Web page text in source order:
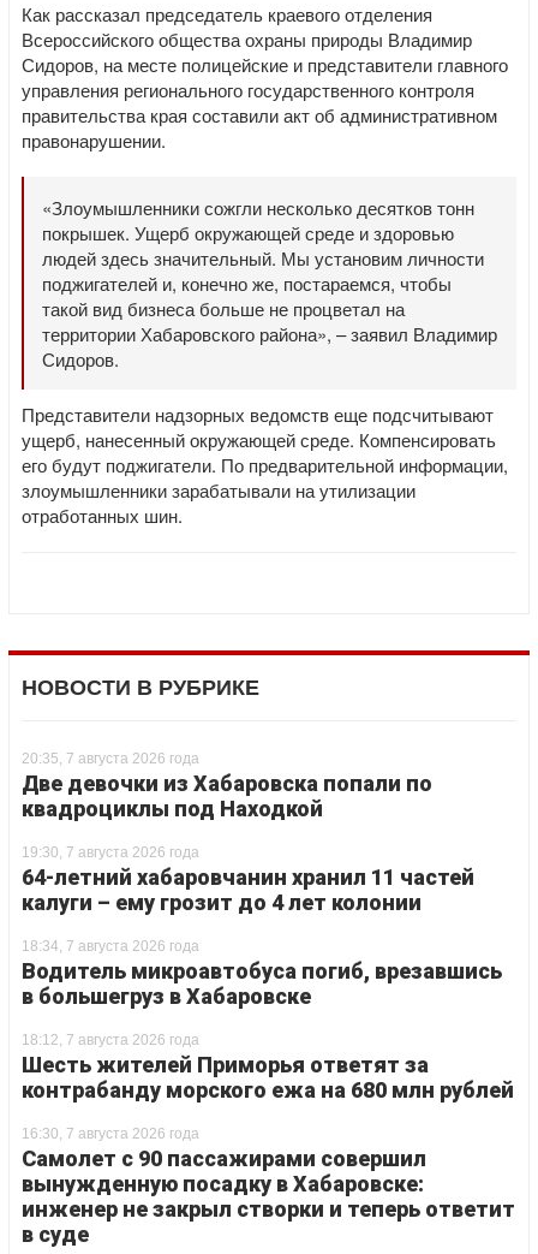
Как рассказал председатель краевого отделения
Всероссийского общества охраны природы Владимир
Сидоров, на месте полицейские и представители главного
управления регионального государственного контроля
правительства края составили акт об административном
правонарушении.
«Злоумышленники сожгли несколько десятков тонн
покрышек. Ущерб окружающей среде и здоровью
людей здесь значительный. Мы установим личности
поджигателей и, конечно же, постараемся, чтобы
такой вид бизнеса больше не процветал на
территории Хабаровского района», – заявил Владимир
Сидоров.
Представители надзорных ведомств еще подсчитывают
ущерб, нанесенный окружающей среде. Компенсировать
его будут поджигатели. По предварительной информации,
злоумышленники зарабатывали на утилизации
отработанных шин.
НОВОСТИ В РУБРИКЕ
20:35, 7 августа 2026 года
Две девочки из Хабаровска попали по
квадроциклы под Находкой
19:30, 7 августа 2026 года
64-летний хабаровчанин хранил 11 частей
калуги – ему грозит до 4 лет колонии
18:34, 7 августа 2026 года
Водитель микроавтобуса погиб, врезавшись
в большегруз в Хабаровске
18:12, 7 августа 2026 года
Шесть жителей Приморья ответят за
контрабанду морского ежа на 680 млн рублей
16:30, 7 августа 2026 года
Самолет с 90 пассажирами совершил
вынужденную посадку в Хабаровске:
инженер не закрыл створки и теперь ответит
в суде